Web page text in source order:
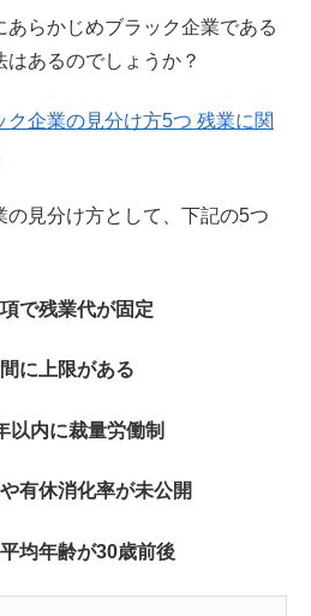
あらかじめブラック企業である
あるのでしょうか？
企業の見分け方5つ 残業に関
の見分け方として、下記の5つ
で残業代が固定
に上限がある
以内に裁量労働制
有休消化率が未公開
均年齢が30歳前後